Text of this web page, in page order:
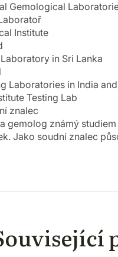
Gemological
Institute
in Sri Lanka
Laboratories in India
Testing Lab
znalec
gemolog známý
Jako soudní znalec